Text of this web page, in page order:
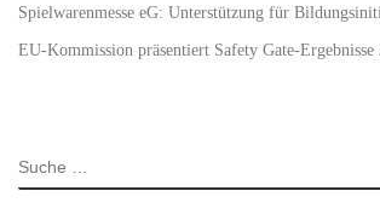
Spielwarenmesse eG: Unterstützung für
EU-Kommission präsentiert Safety Gate-Ergebnisse
SUCHE